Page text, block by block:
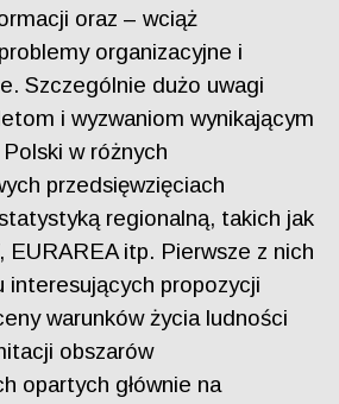
oraz – wciąż
organizacyjne i
Szczególnie dużo uwagi
i wyzwaniom wynikającym
w różnych
przedsięwzięciach
regionalną, takich jak
EURAREA itp. Pierwsze z nich
interesujących propozycji
warunków życia ludności
obszarów
opartych głównie na